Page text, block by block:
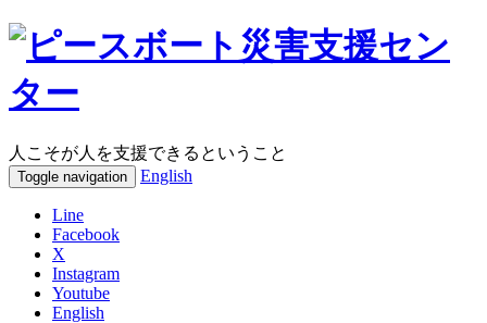
人こそが人を支援できるということ
Toggle navigation English
Line
Facebook
X
Instagram
Youtube
English